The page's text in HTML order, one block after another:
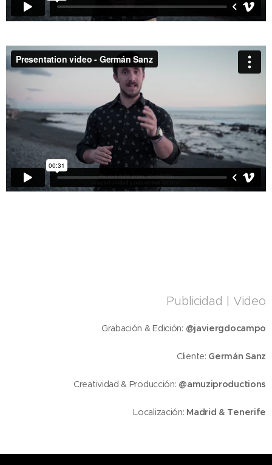
Publicidad | Video
Grabación & Edición: @javiergdocampo
Cliente: Germán Sanz
Creatividad & Producción: @amuziproductions
Localización: Madrid & Tenerife